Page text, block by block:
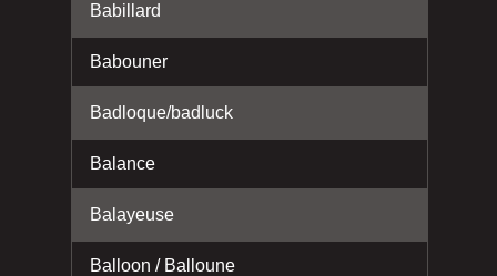
Babillard
Babouner
Badloque/badluck
Balance
Balayeuse
Balloon / Balloune